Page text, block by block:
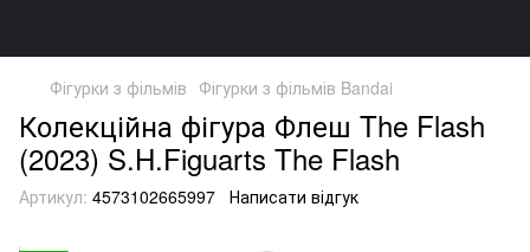
Фігурки з фільмів Фігурки з фільмів Bandai
Колекційна фігура Флеш The Flash
(2023) S.H.Figuarts The Flash
Артикул: 4573102665997 Написати відгук